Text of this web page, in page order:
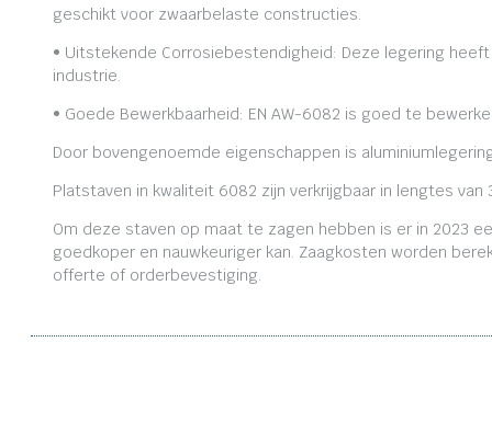
geschikt voor zwaarbelaste constructies.
• Uitstekende Corrosiebestendigheid: Deze legering
industrie.
• Goede Bewerkbaarheid: EN AW-6082 is goed te
Door bovengenoemde eigenschappen is
Platstaven in kwaliteit 6082 zijn verkrijgbaar in lengtes
Om deze staven op maat te zagen hebben is er in 2023
goedkoper en nauwkeuriger kan. Zaagkosten worden
offerte of orderbevestiging.